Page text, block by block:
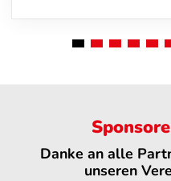
Danke an alle
unseren